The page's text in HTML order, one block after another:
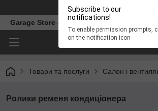
Subscribe to our
notifications!
To enable permission prompts,
on the notification icon
Телефон
Garage Store – інтернет магазин
Товари та послуги Салон і
Ролики ременя кондиціонера